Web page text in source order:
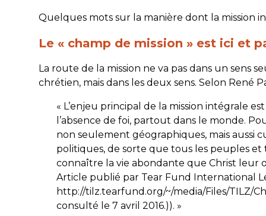
Quelques mots sur la manière dont la mission
Le « champ de mission » est ici et
La route de la mission ne va pas dans un sens
chrétien, mais dans les deux sens. Selon René
« L’enjeu principal de la mission intégrale
l’absence de foi, partout dans le monde.
non seulement géographiques, mais aussi
politiques, de sorte que tous les peuples
connaître la vie abondante que Christ leur
Article publié par Tear Fund International
http://tilz.tearfund.org/~/media/Files/TILZ/
consulté le 7 avril 2016.)). »